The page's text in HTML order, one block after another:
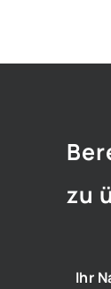
zu
Ihr